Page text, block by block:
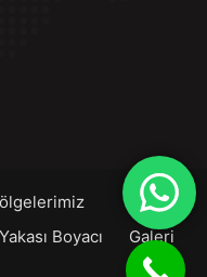
Boyacı
Galeri